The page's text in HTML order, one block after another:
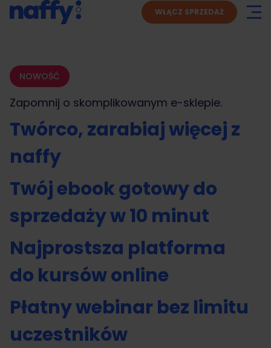
WŁĄCZ SPRZEDAŻ
NOWOŚĆ
Zapomnij o skomplikowanym e-sklepie.
Twórco, zarabiaj więcej z
naffy
Twój ebook gotowy do
sprzedaży w 10 minut
Najprostsza platforma
do kursów online
Płatny webinar bez limitu
uczestników